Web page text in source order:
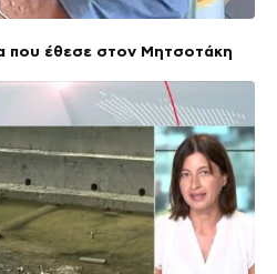
που έθεσε στον Μητσοτάκη